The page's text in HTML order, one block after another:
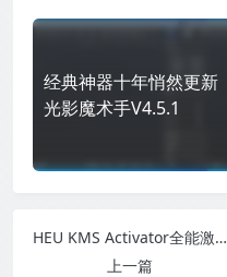
经典神器十年悄然更新
光影魔术手V4.5.1
HEU KMS Activator全能激活神器
上一篇